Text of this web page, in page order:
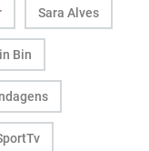
Sara Alves
Bin